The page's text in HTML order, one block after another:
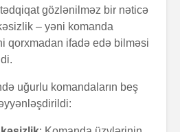
gözlənilməz bir nəticə
– yəni komanda
qorxmadan ifadə edə bilməsi
uğurlu komandaların beş